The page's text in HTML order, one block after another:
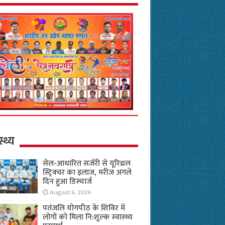
सेल-आधारित सर्जरी से यूरिथ्रल
स्ट्रिक्चर का इलाज, मरीज अगले
दिन हुआ डिस्चार्ज
August 6, 2026
पतंजलि योगपीठ के शिविर में
लोगों को मिला नि:शुल्क स्वास्थ्य